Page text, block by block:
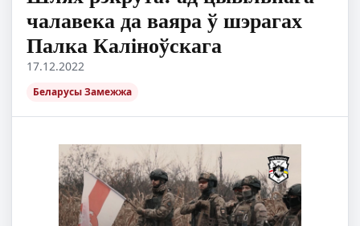
чалавека да ваяра ў шэрагах
Палка Каліноўскага
17.12.2022
Беларусы Замежжа